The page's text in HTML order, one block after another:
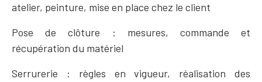
atelier, peinture, mise en place chez le client
Pose de clôture : mesures, commande et
récupération du matériel
Serrurerie : règles en vigueur, réalisation des